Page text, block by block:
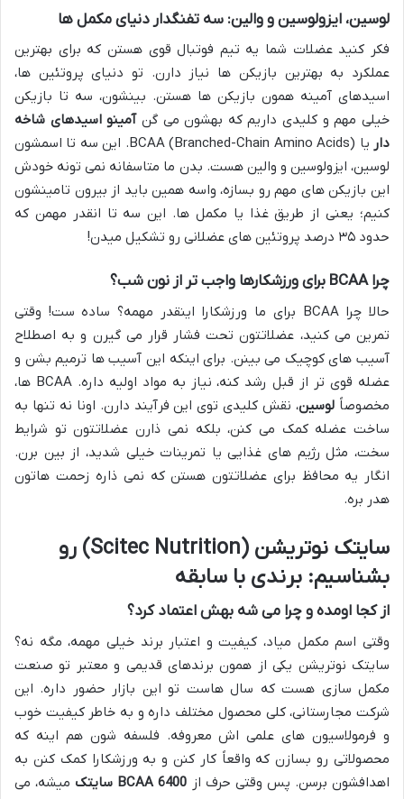
لوسین، ایزولوسین و والین: سه تفنگدار دنیای مکمل ها
فکر کنید عضلات شما یه تیم فوتبال قوی هستن که برای بهترین
عملکرد به بهترین بازیکن ها نیاز دارن. تو دنیای پروتئین ها،
اسیدهای آمینه همون بازیکن ها هستن. بینشون، سه تا بازیکن
خیلی مهم و کلیدی داریم که بهشون می گنآمینو اسیدهای شاخه
دار
یا BCAA (Branched-Chain Amino Acids). این سه تا اسمشون
لوسین، ایزولوسین و والین هست. بدن ما متاسفانه نمی تونه خودش
این بازیکن های مهم رو بسازه، واسه همین باید از بیرون تامینشون
کنیم؛ یعنی از طریق غذا یا مکمل ها. این سه تا انقدر مهمن که
حدود ۳۵ درصد پروتئین های عضلانی رو تشکیل میدن!
چرا BCAA برای ورزشکارها واجب تر از نون شب؟
حالا چرا BCAA برای ما ورزشکارا اینقدر مهمه؟ ساده ست! وقتی
تمرین می کنید، عضلاتتون تحت فشار قرار می گیرن و به اصطلاح
آسیب های کوچیک می بینن. برای اینکه این آسیب ها ترمیم بشن و
عضله قوی تر از قبل رشد کنه، نیاز به مواد اولیه داره. BCAA ها،
مخصوصاً لوسین، نقش کلیدی توی این فرآیند دارن. اونا نه تنها به
ساخت عضله کمک می کنن، بلکه نمی ذارن عضلاتتون تو شرایط
سخت، مثل رژیم های غذایی یا تمرینات خیلی شدید، از بین برن.
انگار یه محافظ برای عضلاتتون هستن که نمی ذاره زحمت هاتون
هدر بره.
سایتک نوتریشن (Scitec Nutrition) رو
بشناسیم: برندی با سابقه
از کجا اومده و چرا می شه بهش اعتماد کرد؟
وقتی اسم مکمل میاد، کیفیت و اعتبار برند خیلی مهمه، مگه نه؟
سایتک نوتریشن یکی از همون برندهای قدیمی و معتبر تو صنعت
مکمل سازی هست که سال هاست تو این بازار حضور داره. این
شرکت مجارستانی، کلی محصول مختلف داره و به خاطر کیفیت خوب
و فرمولاسیون های علمی اش معروفه. فلسفه شون هم اینه که
محصولاتی رو بسازن که واقعاً کار کنن و به ورزشکارا کمک کنن به
اهدافشون برسن. پس وقتی حرف از BCAA 6400 سایتک
میشه، می